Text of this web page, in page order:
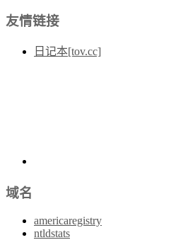
友情链接
日记本[tov.cc]
域名
americaregistry
ntldstats